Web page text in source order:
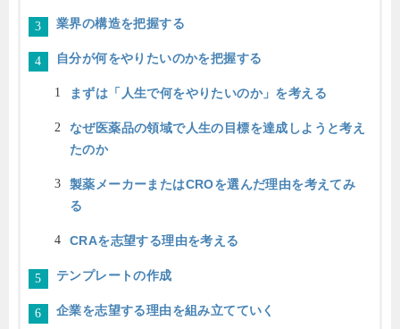
業界の構造を把握する
自分が何をやりたいのかを把握する
まずは「人生で何をやりたいのか」を考える
なぜ医薬品の領域で人生の目標を達成しようと考え
たのか
製薬メーカーまたはCROを選んだ理由を考えてみ
る
CRAを志望する理由を考える
テンプレートの作成
企業を志望する理由を組み立てていく